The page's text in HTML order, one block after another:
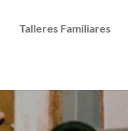
Talleres Familiares